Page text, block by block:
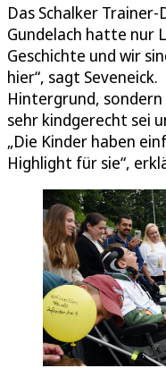
Das Schalker Trainer-
Gundelach hatte nur
Geschichte und wir
hier“, sagt
Hintergrund,
sehr kindgerecht sei
„Die Kinder haben
Highlight für sie“,